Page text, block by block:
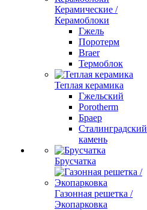
Керамические /
Керамоблоки
Гжель
Поротерм
Braer
Термоблок
Теплая керамика
Гжельский
Porotherm
Браер
Сталинградский
камень
Брусчатка
Газонная решетка /
Экопарковка